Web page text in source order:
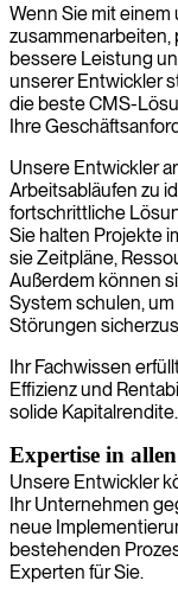
Wenn Sie mit
zusammenarbeiten,
bessere Leistung
unserer Entwickler
die beste CMS-
Ihre
Unsere Entwickler
Arbeitsabläufen zu
fortschrittliche
Sie halten Projekte
sie Zeitpläne,
Außerdem können
System schulen,
Störungen
Ihr Fachwissen
Effizienz und
solide Kapitalrendite.
Expertise in
Unsere Entwickler
Ihr Unternehmen
neue
bestehenden
Experten für Sie.